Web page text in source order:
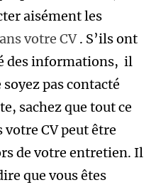
aisément les
votre CV. S’ils ont
des informations, il
pas contacté
sachez que tout ce
CV peut être
de votre entretien. Il
que vous êtes